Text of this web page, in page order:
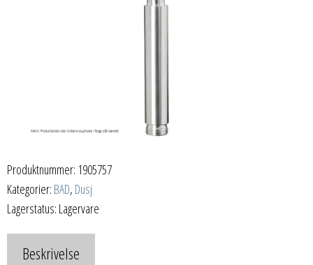
Produktnummer: 1905757
Kategorier: BAD, Dusj
Lagerstatus: Lagervare
Beskrivelse